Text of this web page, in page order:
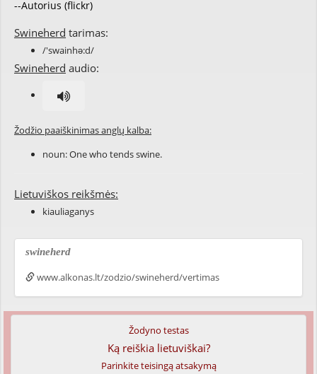
--Autorius (flickr)
Swineherd tarimas:
/'swainhə:d/
Swineherd audio:
Žodžio paaiškinimas anglų kalba:
noun: One who tends swine.
Lietuviškos reikšmės:
kiauliaganys
swineherd
www.alkonas.lt/zodzio/swineherd/vertimas
Žodyno testas
Ką reiškia lietuviškai?
Parinkite teisingą atsakymą